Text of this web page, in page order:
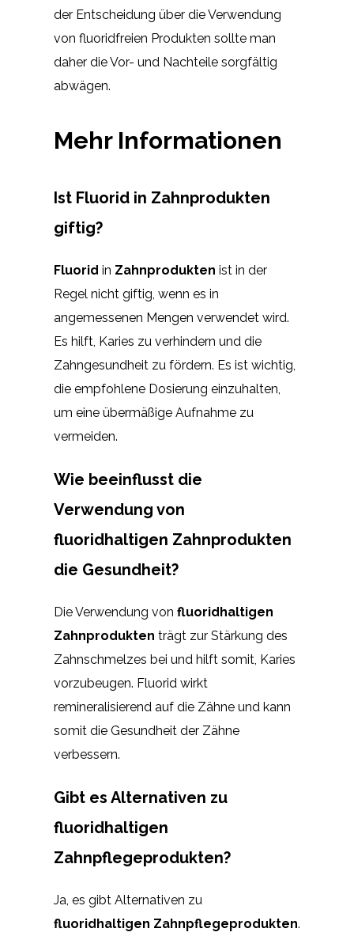
der Entscheidung über die Verwendung
von fluoridfreien Produkten sollte man
daher die Vor- und Nachteile sorgfältig
abwägen.
Mehr Informationen
Ist Fluorid in Zahnprodukten
giftig?
Fluorid in Zahnprodukten ist in der
Regel nicht giftig, wenn es in
angemessenen Mengen verwendet wird.
Es hilft, Karies zu verhindern und die
Zahngesundheit zu fördern. Es ist wichtig,
die empfohlene Dosierung einzuhalten,
um eine übermäßige Aufnahme zu
vermeiden.
Wie beeinflusst die
Verwendung von
fluoridhaltigen Zahnprodukten
die Gesundheit?
Die Verwendung von fluoridhaltigen
Zahnprodukten trägt zur Stärkung des
Zahnschmelzes bei und hilft somit, Karies
vorzubeugen. Fluorid wirkt
remineralisierend auf die Zähne und kann
somit die Gesundheit der Zähne
verbessern.
Gibt es Alternativen zu
fluoridhaltigen
Zahnpflegeprodukten?
Ja, es gibt Alternativen zu
fluoridhaltigen Zahnpflegeprodukten.